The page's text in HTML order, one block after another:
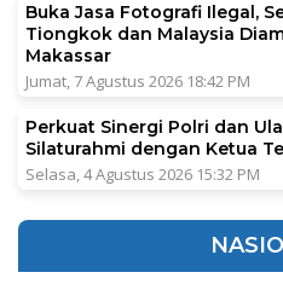
Buka Jasa Fotografi Ilegal,
Tiongkok dan Malaysia
Makassar
Jumat, 7 Agustus 2026 18:42 PM
Perkuat Sinergi Polri dan
Silaturahmi dengan Ketua
Selasa, 4 Agustus 2026 15:32 PM